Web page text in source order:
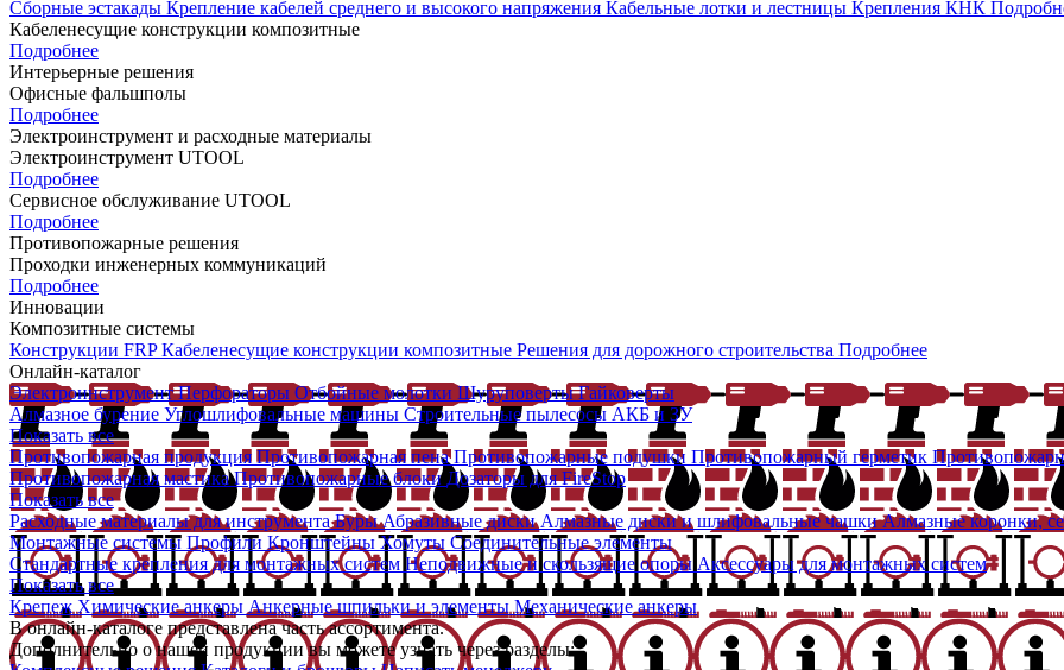
Сборные эстакады Крепление кабелей среднего и высокого напряжения Кабельные лотки и лестницы Крепления КНК
Кабеленесущие конструкции композитные
Подробнее
Интерьерные решения
Офисные фальшполы
Подробнее
Электроинструмент и расходные материалы
Электроинструмент UTOOL
Подробнее
Сервисное обслуживание UTOOL
Подробнее
Противопожарные решения
Проходки инженерных коммуникаций
Подробнее
Инновации
Композитные системы
Конструкции FRPКабеленесущие конструкции композитные Решения для дорожного строительства Подробнее
Онлайн-каталог
ЭлектроинструментПерфораторы Отбойные молотки ШуруповертыГайковерты
Алмазное бурение Углошлифовальные машины Строительные пылесосы АКБ и ЗУ
Показать все
Противопожарная продукция Противопожарная пенаПротивопожарные подушки Противопожарный герметик
Противопожарная мастикаПротивопожарные блоки Дозаторы для FireStop
Показать все
Расходные материалы для инструментаБурыАбразивные дискиАлмазные диски и шлифовальные чашкиАлмазные коронки,
Монтажные системы Профили КронштейныХомуты Соединительные элементы
Стандартные крепления для монтажных систем Неподвижные и скользящие опоры Аксессуары для монтажных систем
Показать все
КрепежХимические анкеры Анкерные шпильки и элементыМеханические анкеры
В онлайн-каталоге представлена часть ассортимента.
Дополнительно о нашей продукции вы можете узнать через разделы: